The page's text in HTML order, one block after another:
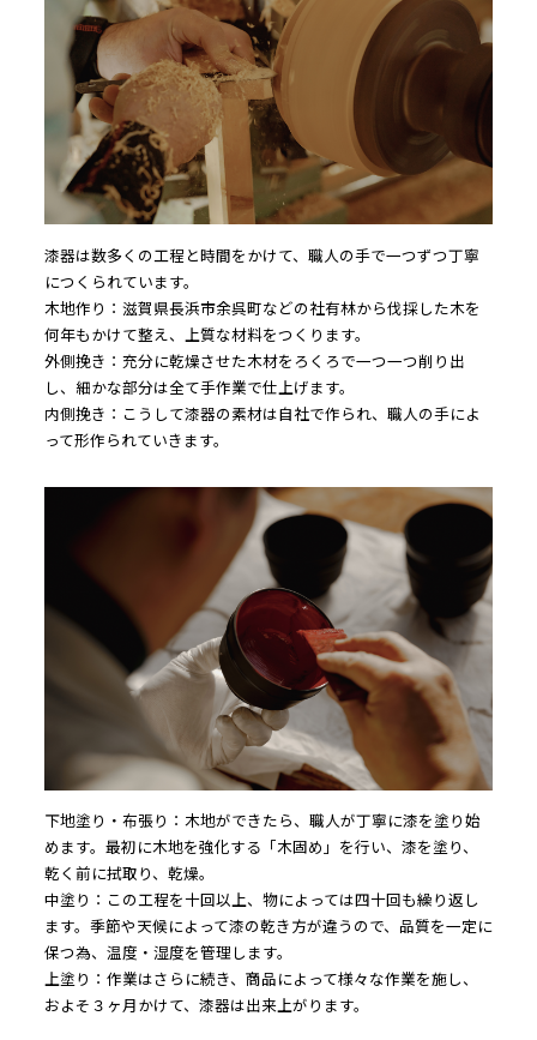
漆器は数多くの工程と時間をかけて、職人の手で一つずつ丁寧
につくられています。
木地作り：滋賀県長浜市余呉町などの社有林から伐採した木を
何年もかけて整え、上質な材料をつくります。
外側挽き：充分に乾燥させた木材をろくろで一つ一つ削り出
し、細かな部分は全て手作業で仕上げます。
内側挽き：こうして漆器の素材は自社で作られ、職人の手によ
って形作られていきます。
下地塗り・布張り：木地ができたら、職人が丁寧に漆を塗り始
めます。最初に木地を強化する「木固め」を行い、漆を塗り、
乾く前に拭取り、乾燥。
中塗り：この工程を十回以上、物によっては四十回も繰り返し
ます。季節や天候によって漆の乾き方が違うので、品質を一定に
保つ為、温度・湿度を管理します。
上塗り：作業はさらに続き、商品によって様々な作業を施し、
およそ３ヶ月かけて、漆器は出来上がります。